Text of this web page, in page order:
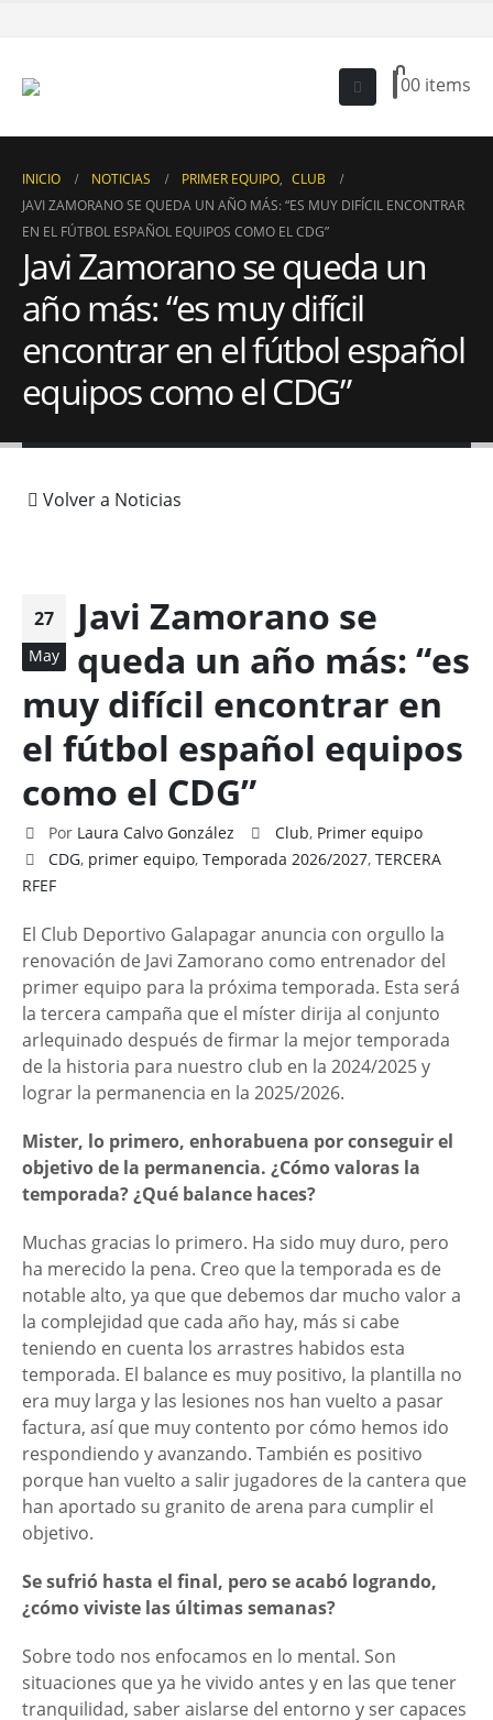
00 items
INICIO NOTICIAS PRIMER EQUIPO, CLUB
JAVI ZAMORANO SE QUEDA UN AÑO MÁS: “ES MUY DIFÍCIL ENCONTRAR
EN EL FÚTBOL ESPAÑOL EQUIPOS COMO EL CDG”
Javi Zamorano se queda un
año más: “es muy difícil
encontrar en el fútbol español
equipos como el CDG”
Volver a Noticias
27
May
Javi Zamorano se
queda un año más: “es
muy difícil encontrar en
el fútbol español equipos
como el CDG”
Por Laura Calvo González Club, Primer equipo
CDG, primer equipo,Temporada 2026/2027,TERCERA
RFEF
El Club Deportivo Galapagar anuncia con orgullo la
renovación de Javi Zamorano como entrenador del
primer equipo para la próxima temporada. Esta será
la tercera campaña que el míster dirija al conjunto
arlequinado después de firmar la mejor temporada
de la historia para nuestro club en la 2024/2025 y
lograr la permanencia en la 2025/2026.
Mister, lo primero, enhorabuena por conseguir el
objetivo de la permanencia. ¿Cómo valoras la
temporada? ¿Qué balance haces?
Muchas gracias lo primero. Ha sido muy duro, pero
ha merecido la pena. Creo que la temporada es de
notable alto, ya que que debemos dar mucho valor a
la complejidad que cada año hay, más si cabe
teniendo en cuenta los arrastres habidos esta
temporada. El balance es muy positivo, la plantilla no
era muy larga y las lesiones nos han vuelto a pasar
factura, así que muy contento por cómo hemos ido
respondiendo y avanzando. También es positivo
porque han vuelto a salir jugadores de la cantera que
han aportado su granito de arena para cumplir el
objetivo.
Se sufrió hasta el final, pero se acabó logrando,
¿cómo viviste las últimas semanas?
Sobre todo nos enfocamos en lo mental. Son
situaciones que ya he vivido antes y en las que tener
tranquilidad, saber aislarse del entorno y ser capaces